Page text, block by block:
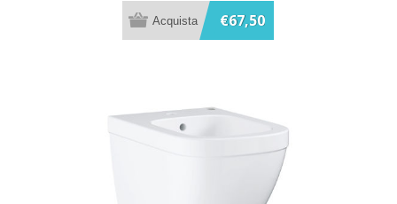
€67,50